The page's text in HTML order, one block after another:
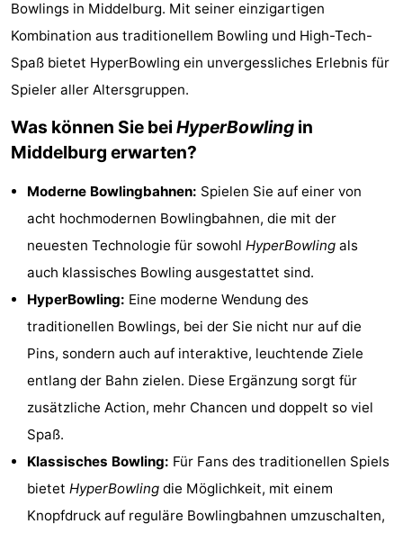
Duinzicht
Galgewei
-
Noordzee
Resort
Vlissingen
Strandpark
Zeeland
-
Vebenabos
Westduin
Hotels
Zimmer
(mit
Frühstück)
Lastminutes
Strand
Sehen
tun
Museen
-
Denkmäler
Bowlings in Middelburg. Mit seiner einzigartigen
Kombination aus traditionellem Bowling und High-Tech-
Spaß bietet HyperBowling ein unvergessliches Erlebnis für
Spieler aller Altersgruppen.
Was können Sie bei HyperBowling in
Middelburg erwarten?
Moderne Bowlingbahnen: Spielen Sie auf einer von
acht hochmodernen Bowlingbahnen, die mit der
neuesten Technologie für sowohl HyperBowling als
auch klassisches Bowling ausgestattet sind.
HyperBowling: Eine moderne Wendung des
traditionellen Bowlings, bei der Sie nicht nur auf die
Pins, sondern auch auf interaktive, leuchtende Ziele
entlang der Bahn zielen. Diese Ergänzung sorgt für
zusätzliche Action, mehr Chancen und doppelt so viel
Spaß.
Klassisches Bowling: Für Fans des traditionellen Spiels
bietet HyperBowling die Möglichkeit, mit einem
Knopfdruck auf reguläre Bowlingbahnen umzuschalten,